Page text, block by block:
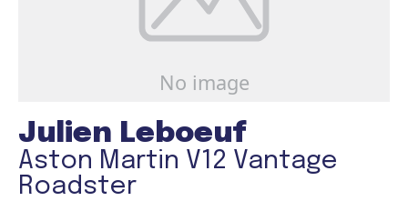
Julien Leboeuf
Aston Martin V12 Vantage
Roadster